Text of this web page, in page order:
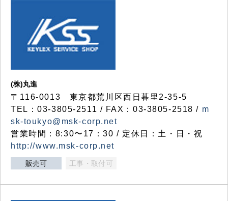
(株)丸進
〒116-0013 東京都荒川区西日暮里2-35-5
TEL：03-3805-2511 / FAX：03-3805-2518 / m
sk-toukyo@msk-corp.net
営業時間：8:30〜17：30 / 定休日：土・日・祝
http://www.msk-corp.net
販売可 工事・取付可